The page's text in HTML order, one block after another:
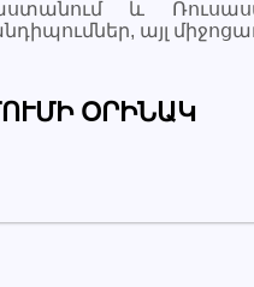
և
այլ
ՕՐԻՆԱԿ